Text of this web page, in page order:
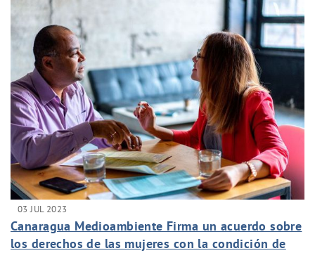
03 JUL 2023
Canaragua Medioambiente Firma un acuerdo sobre
los derechos de las mujeres con la condición de